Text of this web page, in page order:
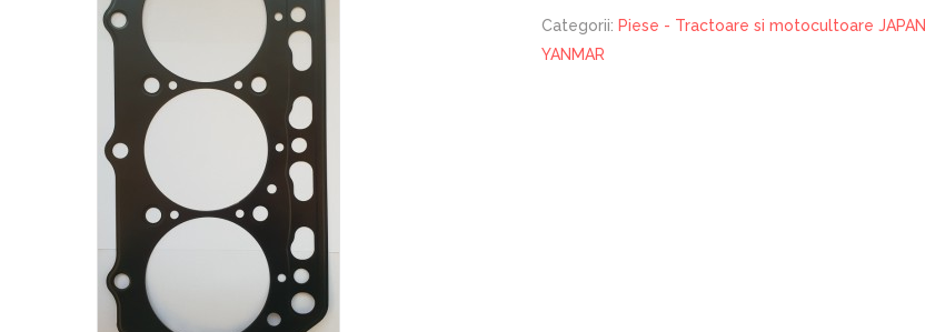
Categorii: Piese - Tractoare si motocultoare JAPAN
YANMAR